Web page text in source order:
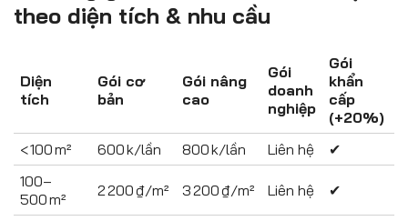
theo diện tích & nhu cầu
Diện
tích
Gói cơ
bản
Gói nâng
cao
Gói
doanh
nghiệp
Gói
khẩn
cấp
(+20%)
< 100 m²
600 k/lần 800 k/lần Liên hệ
✔
100–
500 m²
2 200 ₫/m² 3 200 ₫/m² Liên hệ ✔